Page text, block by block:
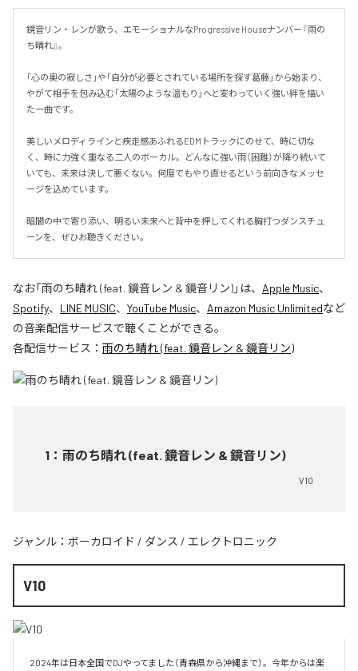
鏡音リン・レンが歌う、エモーショナルなProgressive Houseナンバー『雨の
ち晴れ』。
「心の奥の寂しさ」や「自分が必要とされている場所を探す葛藤」から始まり、
やがて相手を包み込む「太陽のような温もり」へと変わっていく強い絆を描い
た一曲です。
美しいメロディラインと疾走感あふれるEDMトラックにのせて、時に切な
く、時に力強く重なる二人のボーカル。どんなに強い雨（困難）が降り続いて
いても、未来は決して悪くない。何度でもやり直せるという前向きなメッセ
ージを込めています。
暗闇の中で寄り添い、明るい未来へと背中を押してくれる胸打つダンスチュ
ーンを、ぜひお聴きください。
なお「雨のち晴れ (feat. 鏡音レン & 鏡音リン)」は、 Apple Music、
Spotify、 LINE MUSIC、 YouTube Music、 Amazon Music Unlimitedなど
の音楽配信サービスで聴くことができる。
各配信サービス： 雨のち晴れ (feat. 鏡音レン & 鏡音リン)
1 ： 雨のち晴れ (feat. 鏡音レン & 鏡音リン)
V10
ジャンル： ボーカロイド / ダンス / エレクトロニック
V10
2024年は日本全国でDJやってました（青森県から沖縄まで）。今年からは楽